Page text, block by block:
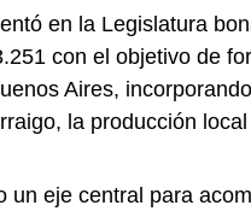
en la Legislatura
con el objetivo de
Aires,
la producción
un eje central para